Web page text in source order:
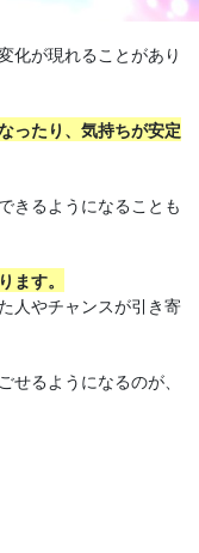
化が現れることがあり
ったり、気持ちが安定
きるようになることも
ます。
人やチャンスが引き寄
るようになるのが、